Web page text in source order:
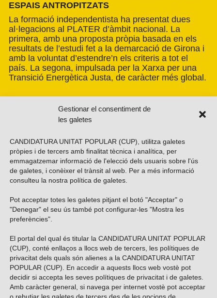
Gestionar el consentiment de
les galetes
CANDIDATURA UNITAT POPULAR (CUP), utilitza galetes
pròpies i de tercers amb finalitat tècnica i analítica, per
emmagatzemar informació de l'elecció dels usuaris sobre l'ús
de galetes, i conèixer el trànsit al web. Per a més informació
consulteu la nostra política de galetes
Pot acceptar totes les galetes pitjant el botó "Acceptar" o
"Denegar" el seu ús també pot configurar-les "Mostra les
preferències".
El portal del qual és titular la CANDIDATURA UNITAT POPULAR
(CUP), conté enllaços a llocs web de tercers, les polítiques de
privacitat dels quals són alienes a la CANDIDATURA UNITAT
POPULAR (CUP). En accedir a aquests llocs web vostè pot
decidir si accepta les seves polítiques de privacitat i de galetes.
Amb caràcter general, si navega per internet vostè pot acceptar
ESPAIS ANTROPITZATS
La formació independentista ha presentat dues
al·legacions al PLATER d’àmbit nacional. La
primera, amb una proposta pròpia basada en els
resultats de l’estudi fet a la demarcació de Girona i
amb la voluntat d’estendre’n els criteris a tot el
país. La segona, impulsada per la Xarxa per una
Transició Energètica Justa, de caràcter més global.
Vols subscriure’t al nostre butlletí?
ENVIAR
Troba’ns a les xarxes socials